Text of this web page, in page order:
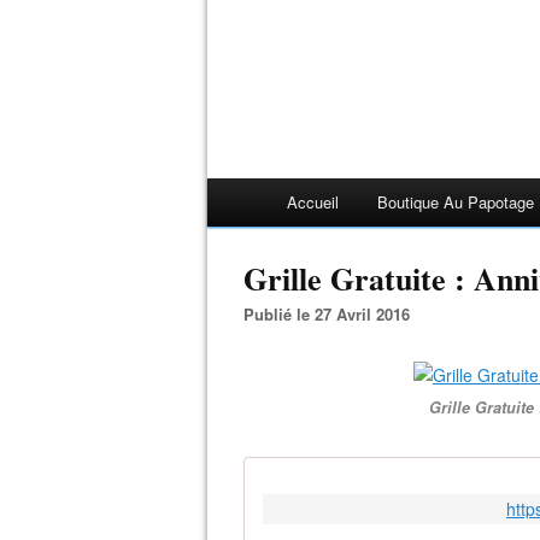
Accueil Boutique Au
Grille Gratuite :
Publié le 27 Avril 2016
Grille Gratuite